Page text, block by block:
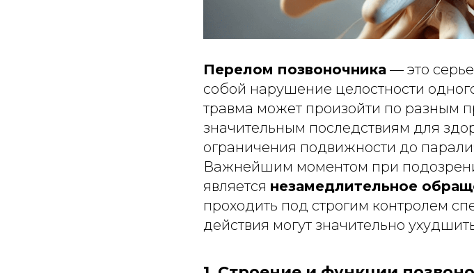
Перелом позвоночника — это
собой нарушение целостности
травма может произойти по разным
значительным последствиям для
ограничения подвижности до
Важнейшим моментом при
является незамедлительное
проходить под строгим контролем
действия могут значительно